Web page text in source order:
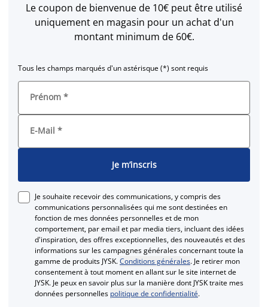
Le coupon de bienvenue de 10€ peut être utilisé
uniquement en magasin pour un achat d'un
montant minimum de 60€.
Tous les champs marqués d'un astérisque (*) sont requis
Prénom *
E-Mail *
Je m’inscris
Je souhaite recevoir des communications, y compris des
communications personnalisées qui me sont destinées en
fonction de mes données personnelles et de mon
comportement, par email et par media tiers, incluant des idées
d'inspiration, des offres exceptionnelles, des nouveautés et des
informations sur les campagnes générales concernant toute la
gamme de produits JYSK.Conditions générales. Je retirer mon
consentement à tout moment en allant sur le site internet de
JYSK. Je peux en savoir plus sur la manière dont JYSK traite mes
données personnelles politique de confidentialité.